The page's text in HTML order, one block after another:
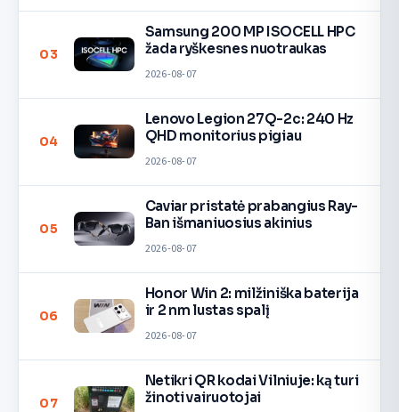
03
Samsung 200 MP ISOCELL HPC
žada ryškesnes nuotraukas
2026-08-07
04
Lenovo Legion 27Q-2c: 240 Hz
QHD monitorius pigiau
2026-08-07
05
Caviar pristatė prabangius Ray-
Ban išmaniuosius akinius
2026-08-07
06
Honor Win 2: milžiniška baterija
ir 2 nm lustas spalį
2026-08-07
07
Netikri QR kodai Vilniuje: ką turi
žinoti vairuotojai